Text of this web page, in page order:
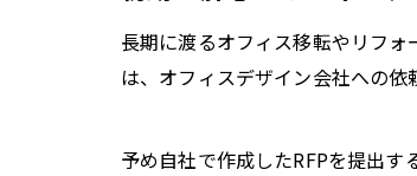
長期に渡るオフィス移転やリフ
は、オフィスデザイン会社への依
予め自社で作成したRFPを提出す